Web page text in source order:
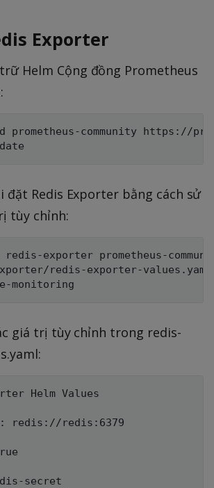
Exporter
Helm Cộng đồng Prometheus
prometheus-community https://
đặt Redis Exporter bằng cách sử
tùy chỉnh:
exporter prometheus-
redis-exporter-
giá trị tùy chỉnh trong redis-
Helm Values
redis://redis:6379
secret